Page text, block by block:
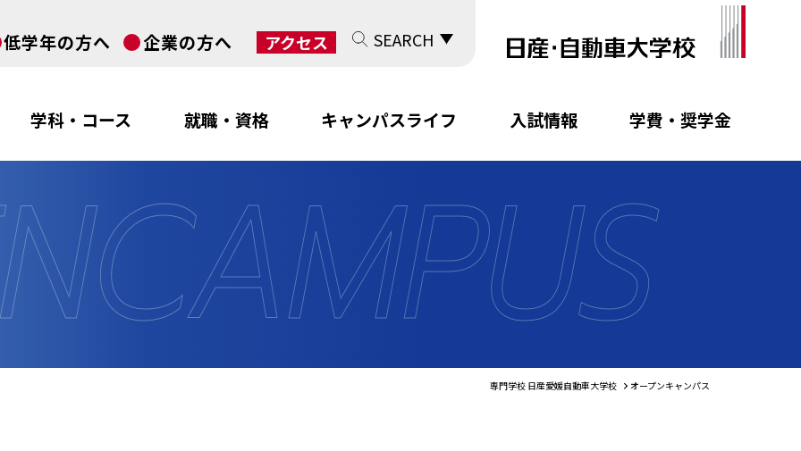
低学年の方へ 企業の方へ アクセス SEARCH
学科・コース 就職・資格 キャンパスライフ 入試情報 学費・奨学金
専門学校 日産愛媛自動車大学校 オープンキャンパス